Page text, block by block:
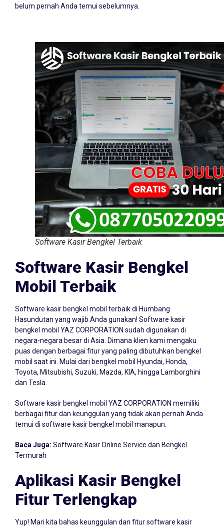
belum pernah Anda temui sebelumnya.
Software Kasir Bengkel Terbaik
Software Kasir Bengkel
Mobil Terbaik
Software kasir bengkel mobil terbaik di Humbang
Hasundutan yang wajib Anda gunakan! Software kasir
bengkel mobil YAZ CORPORATION sudah digunakan di
negara-negara besar di Asia. Dimana klien kami mengaku
puas dengan berbagai fitur yang paling dibutuhkan bengkel
mobil saat ini. Mulai dari bengkel mobil Hyundai, Honda,
Toyota, Mitsubishi, Suzuki, Mazda, KIA, hingga Lamborghini
dan Tesla.
Software kasir bengkel mobil YAZ CORPORATION memiliki
berbagai fitur dan keunggulan yang tidak akan pernah Anda
temui di software kasir bengkel mobil manapun.
Baca Juga: Software Kasir Online Service dan Bengkel
Termurah
Aplikasi Kasir Bengkel
Fitur Terlengkap
Yup! Mari kita bahas keunggulan dan fitur software kasir